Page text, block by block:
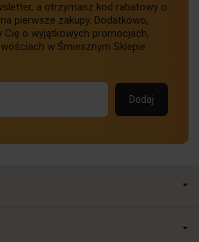
a otrzymasz kod rabatowy o
na pierwsze zakupy. Dodatkowo,
Cię o wyjątkowych promocjach,
w Śmiesznym Sklepie